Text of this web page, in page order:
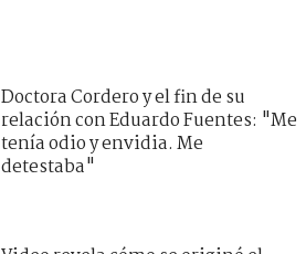
Doctora Cordero y el fin de su
relación con Eduardo Fuentes: "Me
tenía odio y envidia. Me
detestaba"